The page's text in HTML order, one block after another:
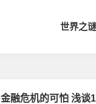
世界之谜
金融危机的可怕 浅谈